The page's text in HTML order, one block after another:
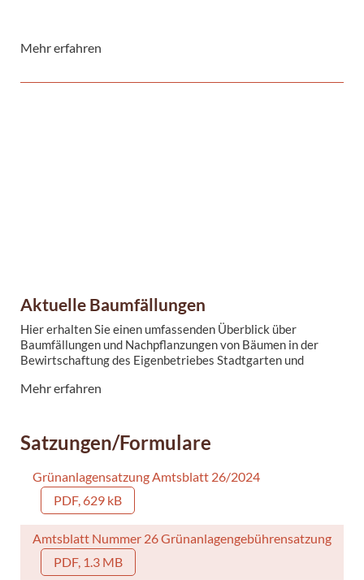
Mehr erfahren
Aktuelle Baumfällungen
Hier erhalten Sie einen umfassenden Überblick über
Baumfällungen und Nachpflanzungen von Bäumen in der
Bewirtschaftung des Eigenbetriebes Stadtgarten und
Mehr erfahren
Satzungen/Formulare
Grünanlagensatzung Amtsblatt 26/2024
PDF, 629 kB
Amtsblatt Nummer 26 Grünanlagengebührensatzung
PDF, 1.3 MB